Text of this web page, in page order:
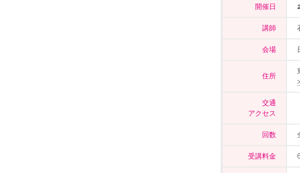
開催日
講師
会場
住所
交通
アクセス
回数
受講料金